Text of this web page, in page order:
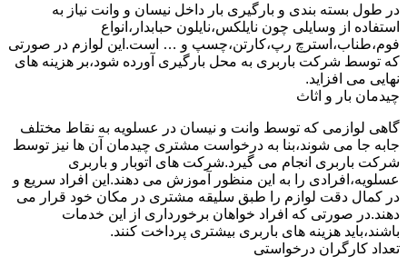
در طول بسته بندی و بارگیری بار داخل نیسان و وانت نیاز به
استفاده از وسایلی چون نایلکس،نایلون حبابدار،انواع
فوم،طناب،استرچ رپ،کارتن،چسپ و … است.این لوازم در صورتی
که توسط شرکت باربری به محل بارگیری آورده شود،بر هزینه های
نهایی می افزاید.
چیدمان بار و اثاث
گاهی لوازمی که توسط وانت و نیسان در عسلویه به نقاط مختلف
جابه جا می شوند،بنا به درخواست مشتری چیدمان آن ها نیز توسط
شرکت باربری انجام می گیرد.شرکت های اتوبار و باربری
عسلویه،افرادی را به این منظور آموزش می دهند.این افراد سریع و
در کمال دقت لوازم را طبق سلیقه مشتری در مکان خود قرار می
دهند.در صورتی که افراد خواهان برخورداری از این خدمات
باشند،باید هزینه های باربری بیشتری پرداخت کنند.
تعداد کارگران درخواستی